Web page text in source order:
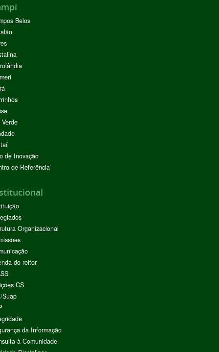
Belos
de Inovação
de Referência
Organizacional
do reitor
CS
Suap
da Informação
à Comunidade